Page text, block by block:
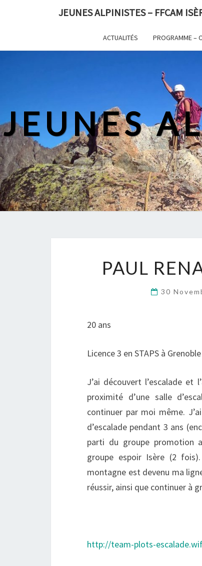
JEUNES ALPINISTES – FFCAM
ACTUALITÉS PROGRAMME –
JEUNES
PAUL
30
20 ans
Licence 3 en STAPS à Grenoble
J’ai découvert l’escalade
proximité d’une salle
continuer par moi même.
d’escalade pendant 3 ans
parti du groupe promotion
groupe espoir Isère (2
montagne est devenu ma
réussir, ainsi que continuer à
http://team-plots-